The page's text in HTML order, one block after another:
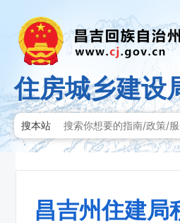
住房城乡建设
搜本站
昌吉州住建局